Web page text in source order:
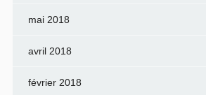
mai 2018
avril 2018
février 2018